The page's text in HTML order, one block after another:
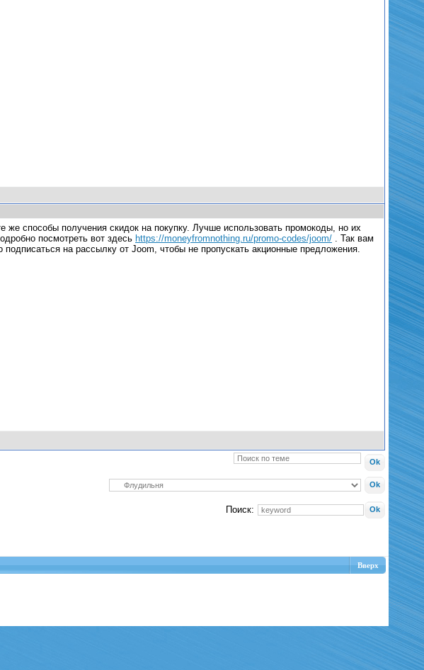
способы получения скидок на покупку. Лучше использовать промокоды, но их
посмотреть вот здесь https://moneyfromnothing.ru/promo-codes/joom/ . Так вам
подписаться на рассылку от Joom, чтобы не пропускать акционные предложения.
Поиск:
Вверх